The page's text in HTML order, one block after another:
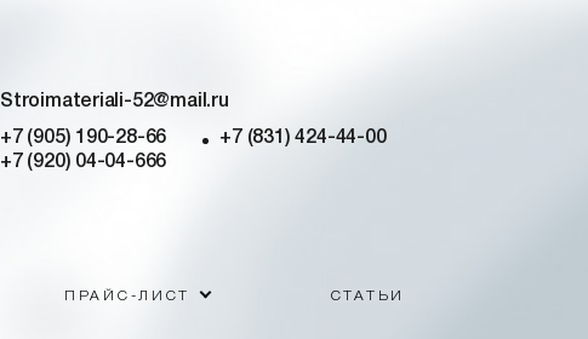
Stroimateriali-52@mail.ru
+7 (905) 190-28-66
+7 (831) 424-44-00
+7 (920) 04-04-666
ПРАЙС-ЛИСТ СТАТЬИ